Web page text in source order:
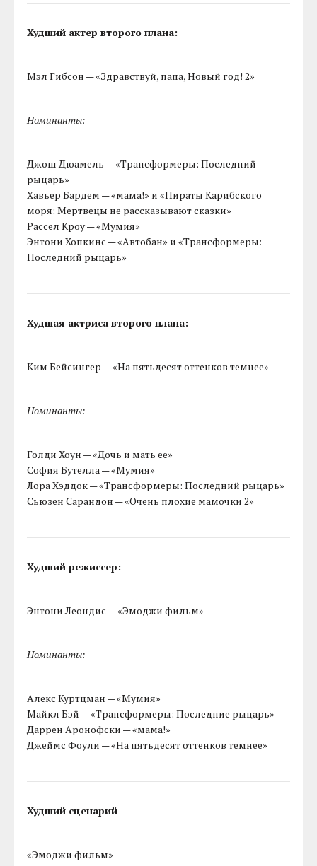
Худший актер второго плана:
Мэл Гибсон — «Здравствуй, папа, Новый год! 2»
Номинанты:
Джош Дюамель — «Трансформеры: Последний
рыцарь»
Хавьер Бардем — «мама!» и «Пираты Карибского
моря: Мертвецы не рассказывают сказки»
Рассел Кроу — «Мумия»
Энтони Хопкинс — «Автобан» и «Трансформеры:
Последний рыцарь»
Худшая актриса второго плана:
Ким Бейсингер — «На пятьдесят оттенков темнее»
Номинанты:
Голди Хоун — «Дочь и мать ее»
София Бутелла — «Мумия»
Лора Хэддок — «Трансформеры: Последний рыцарь»
Сьюзен Сарандон — «Очень плохие мамочки 2»
Худший режиссер:
Энтони Леондис — «Эмоджи фильм»
Номинанты:
Алекс Куртцман — «Мумия»
Майкл Бэй — «Трансформеры: Последние рыцарь»
Даррен Аронофски — «мама!»
Джеймс Фоули — «На пятьдесят оттенков темнее»
Худший сценарий
«Эмоджи фильм»